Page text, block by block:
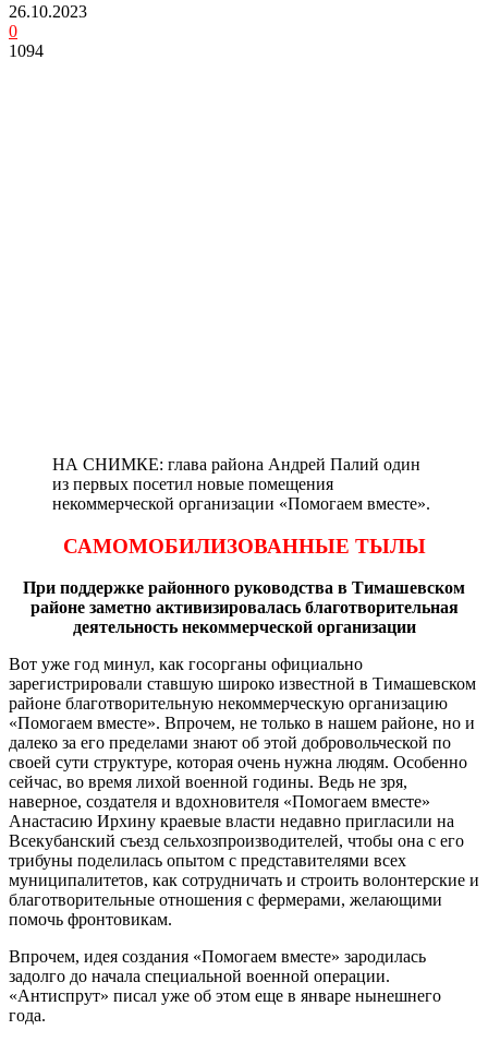
26.10.2023
0
1094
НА СНИМКЕ: глава района Андрей Палий один
из первых посетил новые помещения
некоммерческой организации «Помогаем вместе».
САМОМОБИЛИЗОВАННЫЕ ТЫЛЫ
При поддержке районного руководства в Тимашевском
районе заметно активизировалась благотворительная
деятельность некоммерческой организации
Вот уже год минул, как госорганы официально
зарегистрировали ставшую широко известной в Тимашевском
районе благотворительную некоммерческую организацию
«Помогаем вместе». Впрочем, не только в нашем районе, но и
далеко за его пределами знают об этой добровольческой по
своей сути структуре, которая очень нужна людям. Особенно
сейчас, во время лихой военной годины. Ведь не зря,
наверное, создателя и вдохновителя «Помогаем вместе»
Анастасию Ирхину краевые власти недавно пригласили на
Всекубанский съезд сельхозпроизводителей, чтобы она с его
трибуны поделилась опытом с представителями всех
муниципалитетов, как сотрудничать и строить волонтерские и
благотворительные отношения с фермерами, желающими
помочь фронтовикам.
Впрочем, идея создания «Помогаем вместе» зародилась
задолго до начала специальной военной операции.
«Антиспрут» писал уже об этом еще в январе нынешнего
года.